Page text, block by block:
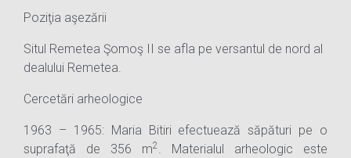
Poziţia aşezării
Situl Remetea Şomoş II se afla pe versantul de nord al
dealului Remetea.
Cercetări arheologice
1963 – 1965: Maria Bitiri efectuează săpături pe o
suprafaţă de 356 m2. Materialul arheologic este